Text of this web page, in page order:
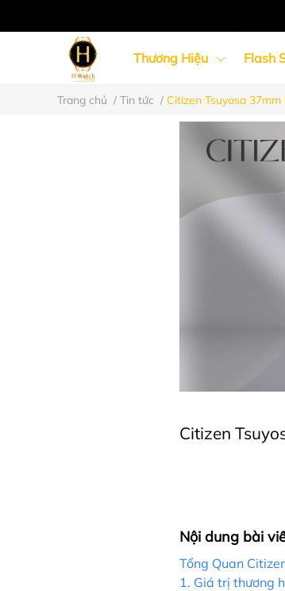
Thương Hiệu Flash
Đồng
Trang chủ / Tin tức / Citizen Tsuyosa
Citizen
Nội dung bài
Tổng Quan
1. Giá trị thương